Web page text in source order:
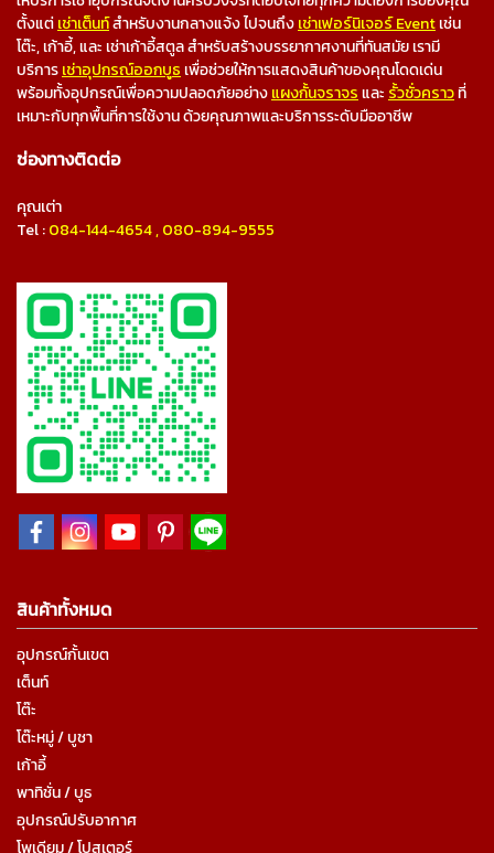
ตั้งแต่เช่าเต็นท์สำหรับงานกลางแจ้ง ไปจนถึงเช่าเฟอร์นิเจอร์ Eventเช่น
โต๊ะ, เก้าอี้, และ เช่าเก้าอี้สตูล สำหรับสร้างบรรยากาศงานที่ทันสมัย เรามี
บริการเช่าอุปกรณ์ออกบูธเพื่อช่วยให้การแสดงสินค้าของคุณโดดเด่น
พร้อมทั้งอุปกรณ์เพื่อความปลอดภัยอย่างแผงกั้นจราจรและ รั้วชั่วคราวที่
เหมาะกับทุกพื้นที่การใช้งาน ด้วยคุณภาพและบริการระดับมืออาชีพ
ช่องทางติดต่อ
คุณเต่า
Tel :084-144-4654,080-894-9555
สินค้าทั้งหมด
อุปกรณ์กั้นเขต
เต็นท์
โต๊ะ
โต๊ะหมู่ / บูชา
เก้าอี้
พาทิชั่น / บูธ
อุปกรณ์ปรับอากาศ
โพเดียม / โปสเตอร์